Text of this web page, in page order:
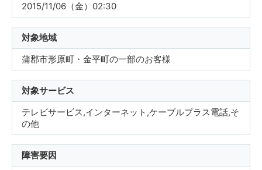
2015/11/06（金）02:30
対象地域
蒲郡市形原町・金平町の一部のお客様
対象サービス
テレビサービス,インターネット,ケーブルプラス電話,そ
の他
障害要因